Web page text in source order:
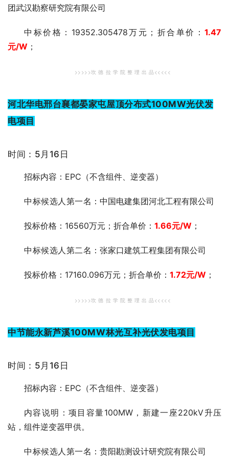
团武汉勘察研究院有限公司
中标价格：19352.305478万元；折合单价： 1.47
元/W ；
>>>>>坎 德 拉 学 院 整 理 出 品<<<<<
河北华电邢台襄都晏家屯屋顶分布式100MW光伏发
电项目
时间：5月16日
招标内容：EPC（不含组件、逆变器）
中标候选人第一名：中国电建集团河北工程有限公司
投标价格：16560万元；折合单价： 1.66元/W ；
中标候选人第二名：张家口建筑工程集团有限公司
投标价格：17160.096万元；折合单价： 1.72元/W ；
>>>>>坎 德 拉 学 院 整 理 出 品<<<<<
中节能永新芦溪100MW林光互补光伏发电项目
时间：5月16日
招标内容：EPC（不含组件、逆变器）
内容说明：项目容量100MW，新建一座220kV升压
站，组件逆变器甲供。
中标候选人第一名：贵阳勘测设计研究院有限公司